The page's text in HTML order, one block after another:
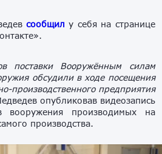
сообщил у себя на странице
поставки Вооружённым силам
обсудили в ходе посещения
производственного предприятия
опубликовав видеозапись
вооружения производимых на
производства.